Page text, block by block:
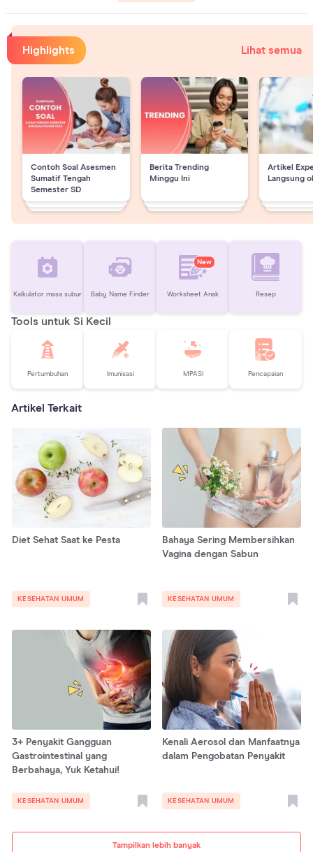
Highlights Lihat semua
Contoh Soal Asesmen
Sumatif Tengah
Semester SD
Berita Trending
Minggu Ini
Artikel
Langsung
Kalkulator masa subur Baby Name Finder
New
Worksheet Anak Resep
Tools untuk Si Kecil
Pertumbuhan Imunisasi MPASI Pencapaian
Artikel Terkait
Tampilkan lebih banyak
Diet Sehat Saat ke Pesta
KESEHATAN UMUM
Bahaya Sering Membersihkan
Vagina dengan Sabun
KESEHATAN UMUM
3+ Penyakit Gangguan
Gastrointestinal yang
Berbahaya, Yuk Ketahui!
KESEHATAN UMUM
Kenali Aerosol dan Manfaatnya
dalam Pengobatan Penyakit
KESEHATAN UMUM